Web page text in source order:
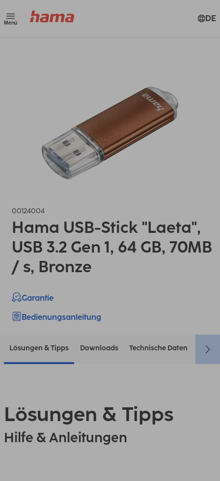
Menü DE
00124004
Hama USB-Stick "Laeta",
USB 3.2 Gen 1, 64 GB, 70MB
/ s, Bronze
Garantie
Bedienungsanleitung
Lösungen & Tipps Downloads Technische Daten
Lösungen & Tipps
Hilfe & Anleitungen